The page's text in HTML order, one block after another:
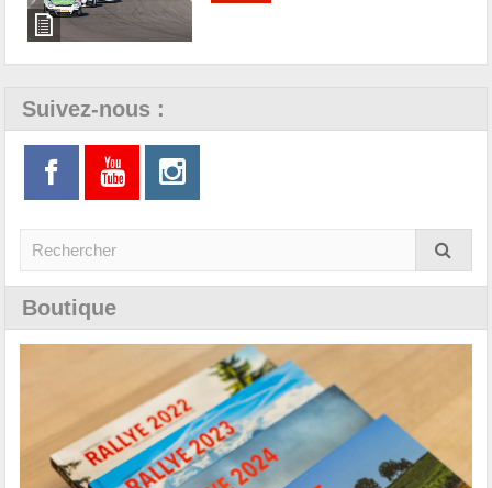
Suivez-nous :
Boutique